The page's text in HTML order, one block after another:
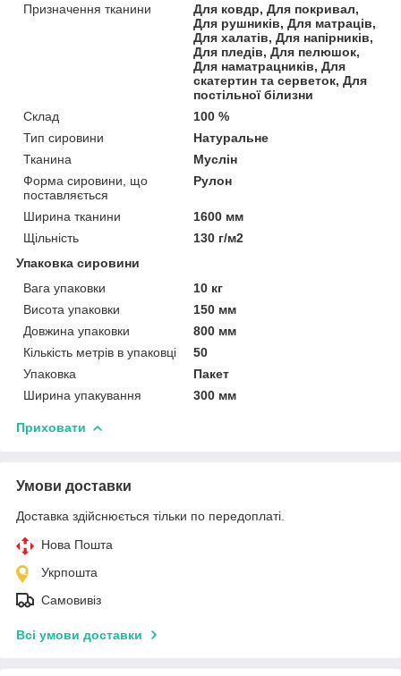
Призначення тканини
Для ковдр, Для покривал,
Для рушників, Для матраців,
Для халатів, Для напірників,
Для пледів, Для пелюшок,
Для наматрацників, Для
скатертин та серветок, Для
постільної білизни
Склад
100 %
Тип сировини
Натуральне
Тканина
Муслін
Форма сировини, що
поставляється
Рулон
Ширина тканини
1600 мм
Щільність
130 г/м2
Упаковка сировини
Вага упаковки
10 кг
Висота упаковки
150 мм
Довжина упаковки
800 мм
Кількість метрів в упаковці
50
Упаковка
Пакет
Ширина упакування
300 мм
Приховати
Умови доставки
Доставка здійснюється тільки по передоплаті.
Нова Пошта
Укрпошта
Самовивіз
Всі умови доставки